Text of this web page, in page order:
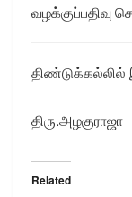
திண்டுக்கல்லில்
திரு.அழகுராஜா
Related